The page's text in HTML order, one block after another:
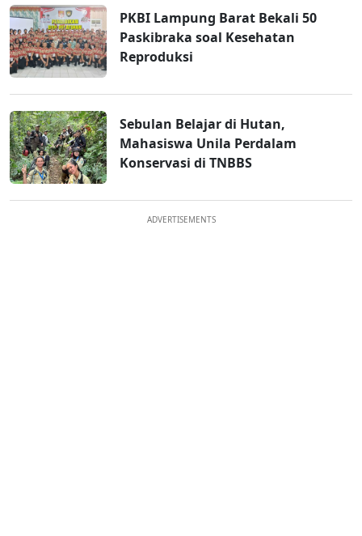
PKBI Lampung Barat Bekali 50
Paskibraka soal Kesehatan
Reproduksi
Sebulan Belajar di Hutan,
Mahasiswa Unila Perdalam
Konservasi di TNBBS
ADVERTISEMENTS